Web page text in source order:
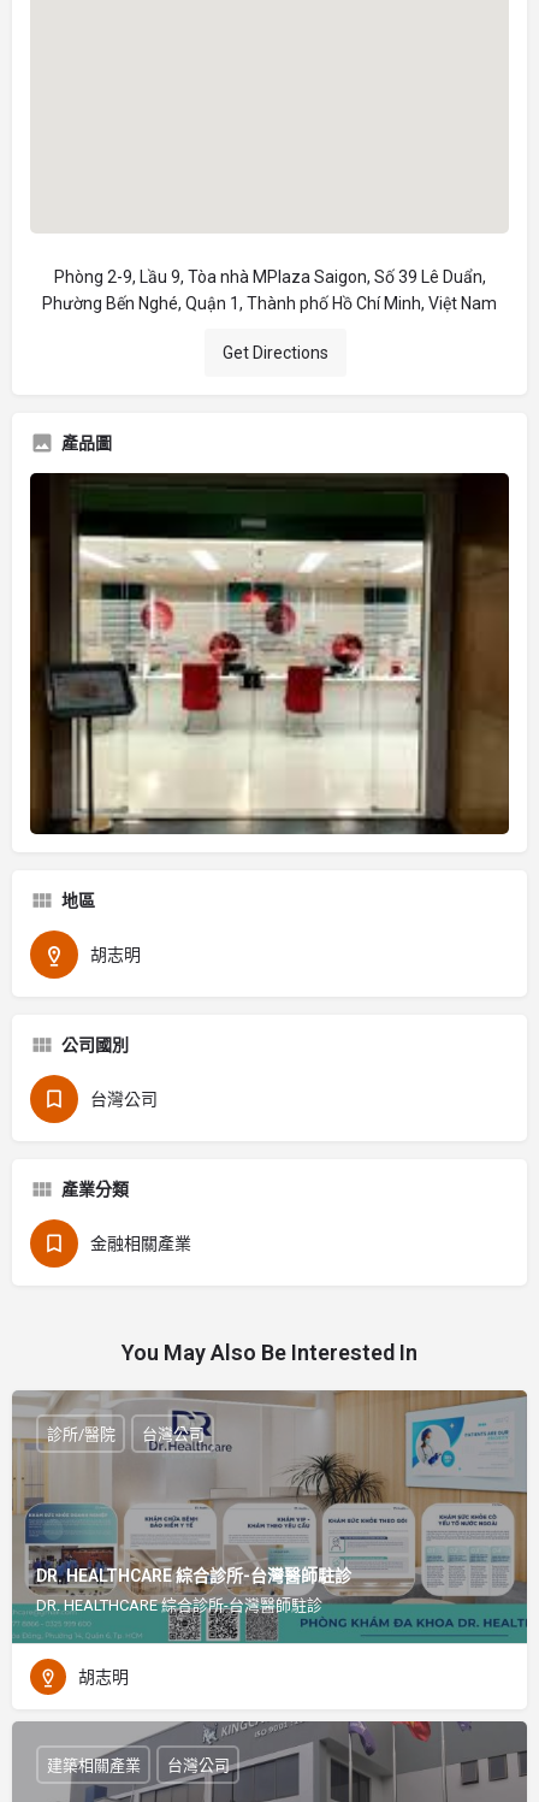
Phòng 2-9, Lầu 9, Tòa nhà MPlaza Saigon, Số 39 Lê Duẩn,
Phường Bến Nghé, Quận 1, Thành phố Hồ Chí Minh, Việt Nam
Get Directions
產品圖
地區
胡志明
公司國別
台灣公司
產業分類
金融相關產業
You May Also Be Interested In
DR. HEALTHCARE 綜合診所-台灣醫師駐診
DR. HEALTHCARE 綜合診所-台灣醫師駐診
診所/醫院 台灣公司
胡志明
建築相關產業 台灣公司